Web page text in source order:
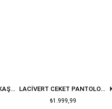
BORDO GOLD DÜĞMELI KAŞE ETEK CEKET TAKIM LACIVERT CEKET PANTOLON DENIM TAKIM
₺1.999,99